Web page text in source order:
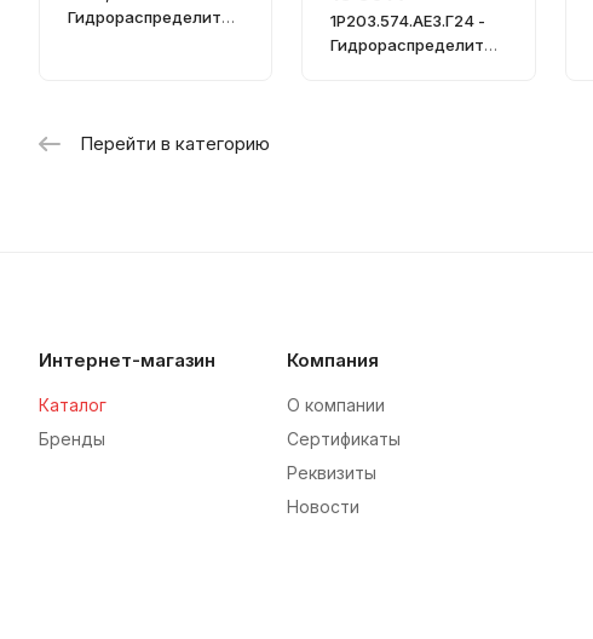
Гидрораспределител
1Р203.574.АЕ3.Г24 -
Гидрораспределител
Перейти в категорию
Интернет-магазин
Каталог
Бренды
Компания
О компании
Сертификаты
Реквизиты
Новости